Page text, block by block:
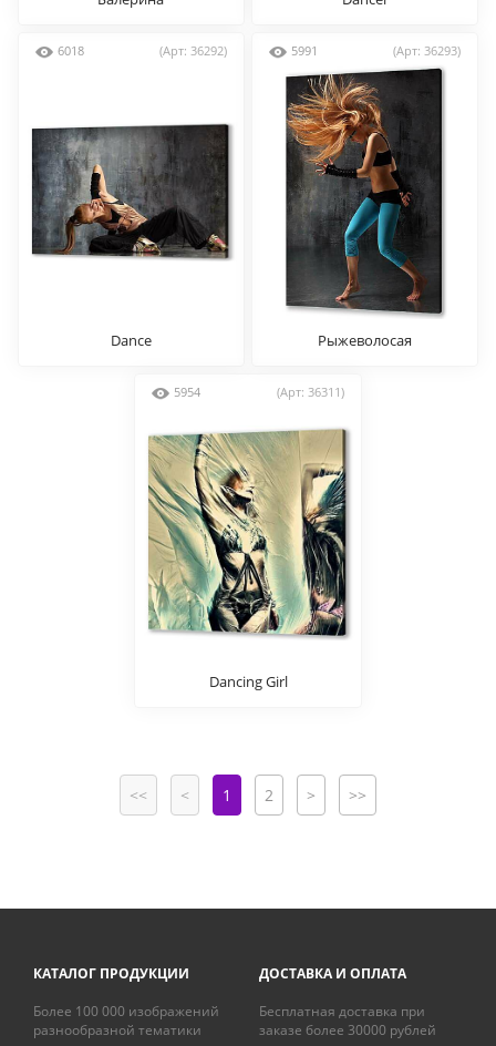
6018 (Арт: 36292)
Dance
5991 (Арт: 36293)
Рыжеволосая
5954 (Арт: 36311)
Dancing Girl
<< < 1 2 > >>
КАТАЛОГ ПРОДУКЦИИ
Более 100 000 изображений
разнообразной тематики
ДОСТАВКА И ОПЛАТА
Бесплатная доставка при
заказе более 30000 рублей